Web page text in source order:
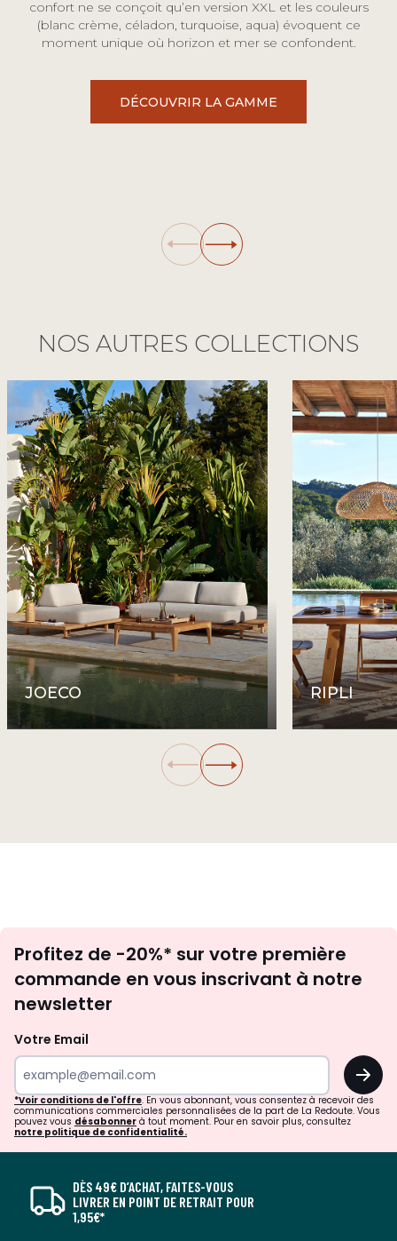
confort ne se conçoit qu’en version XXL et les couleurs
(blanc crème, céladon, turquoise, aqua) évoquent ce
moment unique où horizon et mer se confondent.
DÉCOUVRIR LA GAMME
NOS AUTRES COLLECTIONS
JOECO RIPLI
newsletter
Profitez de -20%* sur votre première
commande en vous inscrivant à notre
newsletter
Votre Email
OK
*Voir conditions de l'offre. En vous abonnant, vous consentez à recevoir des
communications commerciales personnalisées de la part de La Redoute. Vous
pouvez vous désabonner à tout moment. Pour en savoir plus, consultez
notre politique de confidentialité.
DÈS 49€ D’ACHAT, FAITES-VOUS
LIVRER EN POINT DE RETRAIT POUR
1,95€*